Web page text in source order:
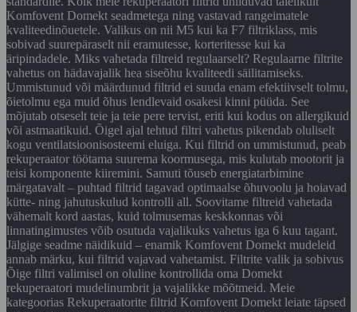
Komfovent Domekt seadmetega ning vastavad rangeimatele
kvaliteedinõuetele. Valikus on nii M5 kui ka F7 filtriklass, mis
sobivad suurepäraselt nii eramutesse, korteritesse kui ka
äripindadele. Miks vahetada filtreid regulaarselt? Regulaarne filtrite
vahetus on hädavajalik hea siseõhu kvaliteedi säilitamiseks.
Ummistunud või määrdunud filtrid ei suuda enam efektiivselt tolmu,
õietolmu ega muid õhus lendlevaid osakesi kinni püüda. See
mõjutab otseselt teie ja teie pere tervist, eriti kui kodus on allergikuid
või astmaatikuid. Õigel ajal tehtud filtri vahetus pikendab oluliselt
kogu ventilatsioonisosteemi eluiga. Kui filtrid on ummistunud, peab
rekuperaator töötama suurema koormusega, mis kulutab mootorit ja
teisi komponente kiiremini. Samuti tõuseb energiatarbimine
märgatavalt – puhtad filtrid tagavad optimaalse õhuvoolu ja hoiavad
kütte- ning jahutuskulud kontrolli all. Soovitame filtreid vahetada
vähemalt kord aastas, kuid tolmusemas keskkonnas või
linnatingimustes võib osutuda vajalikuks vahetus iga 6 kuu tagant.
Jälgige seadme näidikuid – enamik Komfovent Domekt mudeleid
annab märku, kui filtrid vajavad vahetamist. Filtrite valik ja sobivus
Õige filtri valimisel on oluline kontrollida oma Domekt
rekuperaatori mudelinumbrit ja vajalikke mõõtmeid. Meie
kategoorias Rekuperaatorite filtrid Komfovent Domekt leiate täpsed